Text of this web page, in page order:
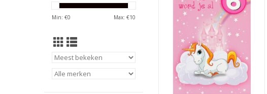
Min: €0 Max: €10
TOEVOEGEN AAN WINKELWAGEN